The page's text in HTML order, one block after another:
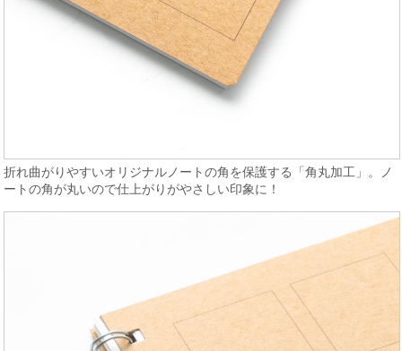
折れ曲がりやすいオリジナルノートの角を保護する「角丸加工」。ノ
ートの角が丸いので仕上がりがやさしい印象に！